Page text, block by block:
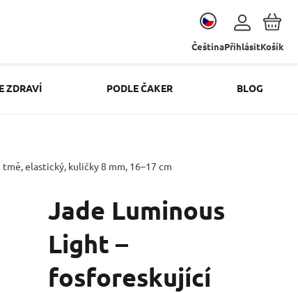
ČeštinaPřihlásitKošík
ZDRAVÍ PODLE ČAKER BLOG
elastický, kuličky 8 mm, 16–17 cm
Jade Luminous
Light –
fosforeskující